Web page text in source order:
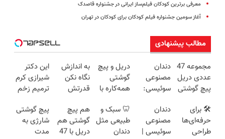
معرفی برترین کودکان فیلم‌ساز ایرانی در جشنواره قاصدک
آغاز سومین جشنواره فیلم کودکان برای کودکان در تهران
مطالب پیشنهادی
مجموعه 47
عددی دریل
پیچ گوشتی
(تخفیف به
مدت
محدود)
دندان
مصنوعی
سوئیسی:
فناوری
اروپا، سبک
و مقاوم |
دریل و پیچ
گوشتی
همه‌کاره با
هوشمند ⚙️
(نصف
قیمت بازار
به اندازش
نگاه نکن
قدرتش
😉 (پرداخت
درب
منزل+گارانتی
این دکتر
شیرازی کرم
ترمیم زخم
ساخت!!!
🛠️ برای
حرفه‌ای‌ها
طراحی
دندان
مصنوعی
سوئیسی |
🦷 سبک و
طبیعی مثل
دندان
هم پیچ
گوشتی هم
دریل با 47
پیچ گوشتی
شارژی به
مدت